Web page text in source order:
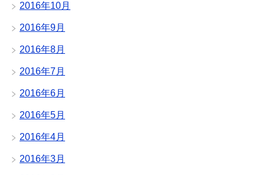
2016年10月
2016年9月
2016年8月
2016年7月
2016年6月
2016年5月
2016年4月
2016年3月